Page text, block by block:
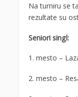
Na turniru se
rezultate su
Seniori singl:
1. mesto –
2. mesto –